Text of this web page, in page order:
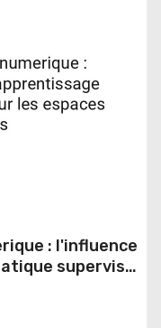
: l'influence
supervise